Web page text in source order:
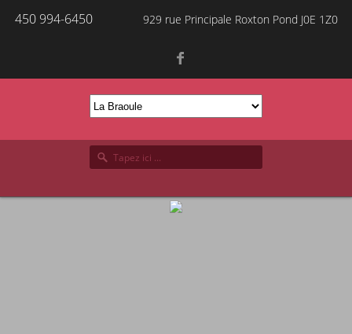
450 994-6450 929 rue Principale Roxton Pond J0E 1Z0